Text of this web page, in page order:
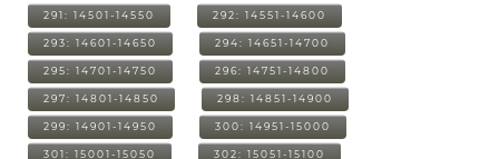
291: 14501-14550 292: 14551-14600
293: 14601-14650 294: 14651-14700
295: 14701-14750 296: 14751-14800
297: 14801-14850 298: 14851-14900
299: 14901-14950 300: 14951-15000
301: 15001-15050 302: 15051-15100